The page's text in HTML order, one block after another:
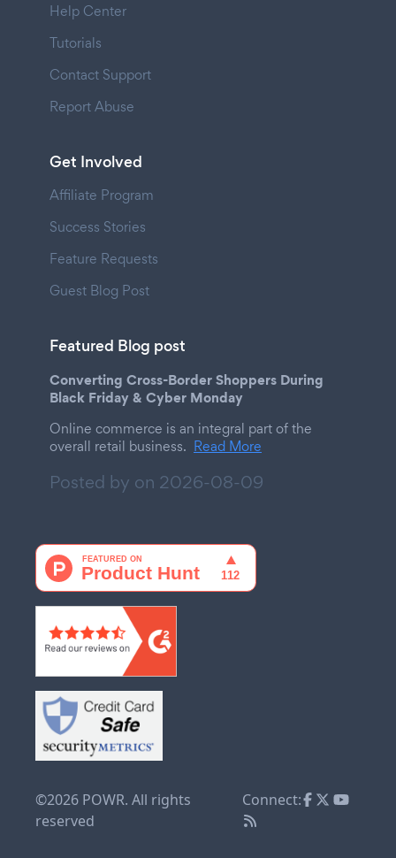
Help Center
Tutorials
Contact Support
Report Abuse
Get Involved
Affiliate Program
Success Stories
Feature Requests
Guest Blog Post
Featured Blog post
Converting Cross-Border Shoppers During
Black Friday & Cyber Monday
Online commerce is an integral part of the
overall retail business. Read More
Posted by on 2026-08-09
©2026 POWR. All rights
reserved
Connect: